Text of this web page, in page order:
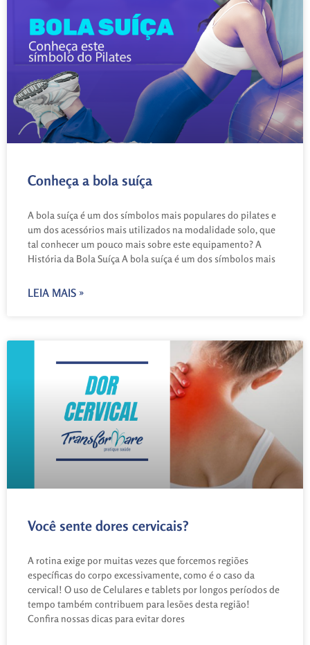
Conheça a bola suíça
A bola suíça é um dos símbolos mais populares do pilates e
um dos acessórios mais utilizados na modalidade solo, que
tal conhecer um pouco mais sobre este equipamento? A
História da Bola Suíça A bola suíça é um dos símbolos mais
LEIA MAIS »
Você sente dores cervicais?
A rotina exige por muitas vezes que forcemos regiões
específicas do corpo excessivamente, como é o caso da
cervical! O uso de Celulares e tablets por longos períodos de
tempo também contribuem para lesões desta região!
Confira nossas dicas para evitar dores